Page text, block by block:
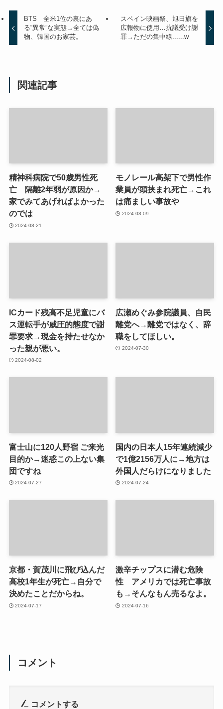
BTS 全米1位の裏にあ
る“異常”な実態→全ては偽
物、韓国のお家芸。
スペイン映画祭、旭日旗を
広報物に使用…抗議受け謝
罪→ただの集中線......w
関連記事
精神科病院で50歳男性死
亡 隔離2年弱が原因か→
家でみてあげればよかった
のでは
2024-08-21
モノレール高架下で男性作
業員が頭挟まれ死亡→これ
は痛ましい事故や
2024-08-09
ICカード残高不足児童にバ
ス運転手が威圧的態度で謝
罪要求→現金を持たせなか
った親が悪い。
2024-08-02
広瀬めぐみ参院議員、自民
離党へ→離党ではなく、辞
職をしてほしい。
2024-07-30
富士山に120人野宿 ご来光
目的か→迷惑この上ない集
団ですね
2024-07-27
国内の日本人15年連続減少
で1億2156万人に→地方は
外国人だらけになりました
2024-07-24
京都・賀茂川に飛び込んだ
高校1年生が死亡→自分で
決めたことだからね。
2024-07-17
激辛チップスに潜む危険
性 アメリカでは死亡事故
も→そんなもん売るなよ。
2024-07-16
コメント
コメントする